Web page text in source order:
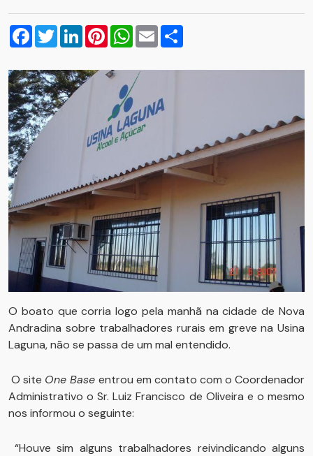
Facebook
TwitterLinkedInPinterestWhatsApp
Email
O boato que corria logo pela manhã na cidade de Nova
Andradina sobre trabalhadores rurais em greve na Usina
Laguna, não se passa de um mal entendido.
O site One Base entrou em contato com o Coordenador
Administrativo o Sr. Luiz Francisco de Oliveira e o mesmo
nos informou o seguinte:
“Houve sim alguns trabalhadores reivindicando alguns